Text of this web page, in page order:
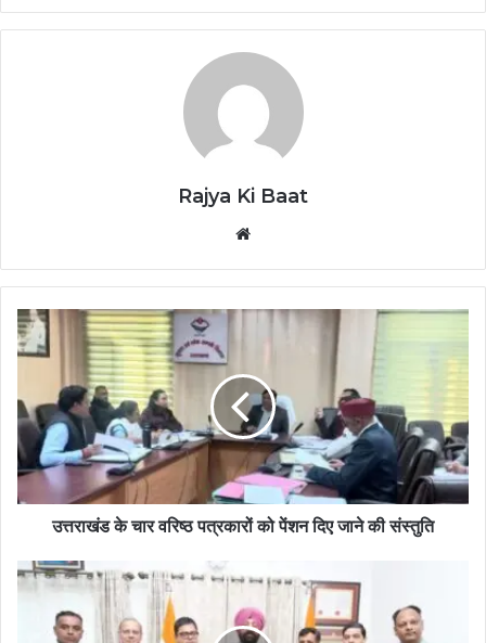
Rajya Ki Baat
उत्तराखंड के चार वरिष्ठ पत्रकारों को पेंशन दिए जाने की संस्तुति